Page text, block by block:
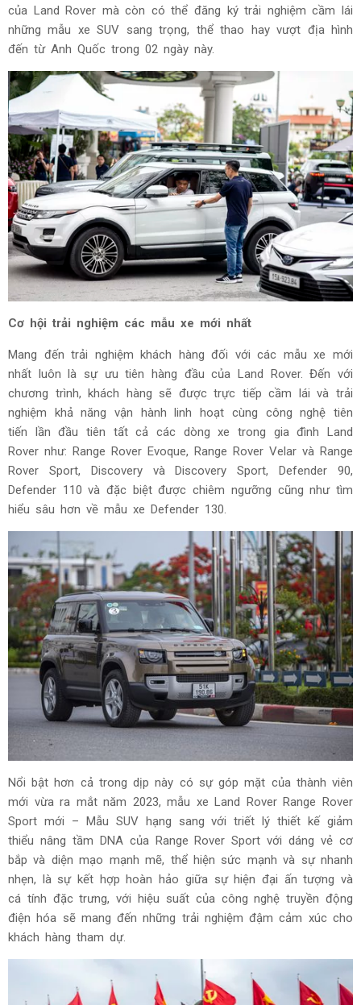
của Land Rover mà còn có thể đăng ký trải nghiệm cầm lái
những mẫu xe SUV sang trọng, thể thao hay vượt địa hình
đến từ Anh Quốc trong 02 ngày này.
Cơ hội trải nghiệm các mẫu xe mới nhất
Mang đến trải nghiệm khách hàng đối với các mẫu xe mới
nhất luôn là sự ưu tiên hàng đầu của Land Rover. Đến với
chương trình, khách hàng sẽ được trực tiếp cầm lái và trải
nghiệm khả năng vận hành linh hoạt cùng công nghệ tiên
tiến lần đầu tiên tất cả các dòng xe trong gia đình Land
Rover như: Range Rover Evoque, Range Rover Velar và Range
Rover Sport, Discovery và Discovery Sport, Defender 90,
Defender 110 và đặc biệt được chiêm ngưỡng cũng như tìm
hiểu sâu hơn về mẫu xe Defender 130.
Nổi bật hơn cả trong dịp này có sự góp mặt của thành viên
mới vừa ra mắt năm 2023, mẫu xe Land Rover Range Rover
Sport mới – Mẫu SUV hạng sang với triết lý thiết kế giảm
thiểu nâng tầm DNA của Range Rover Sport với dáng vẻ cơ
bắp và diện mạo mạnh mẽ, thể hiện sức mạnh và sự nhanh
nhẹn, là sự kết hợp hoàn hảo giữa sự hiện đại ấn tượng và
cá tính đặc trưng, với hiệu suất của công nghệ truyền động
điện hóa sẽ mang đến những trải nghiệm đậm cảm xúc cho
khách hàng tham dự.